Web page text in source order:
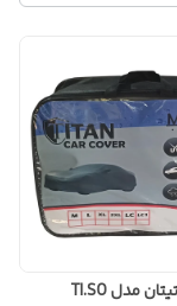
چادر خودرو تیتان مدل TI.SO